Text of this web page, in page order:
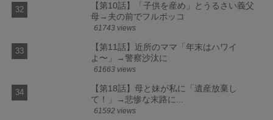
【第10話】「子供を産め」とうるさい義父
母→夫の前でフルボッコ
61743 views
【第11話】近所のママ「年末はハワイ
よ〜」→警察沙汰に
61663 views
【第18話】母と妹が私に「遺産放棄し
て！」→悲惨な末路に...
61592 views